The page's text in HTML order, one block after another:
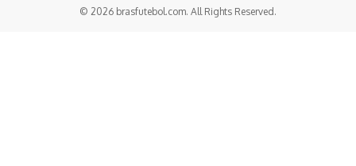
© 2026 brasfutebol.com. All Rights Reserved.